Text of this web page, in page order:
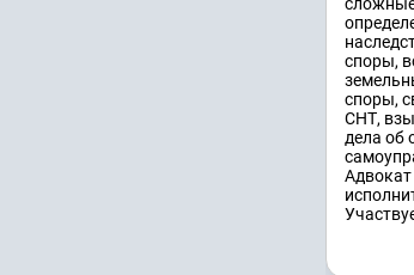
споры,
споры,
СНТ,
дела об
Адвокат